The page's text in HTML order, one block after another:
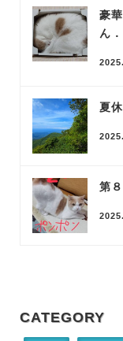
豪
ん
夏
第
CATEGORY